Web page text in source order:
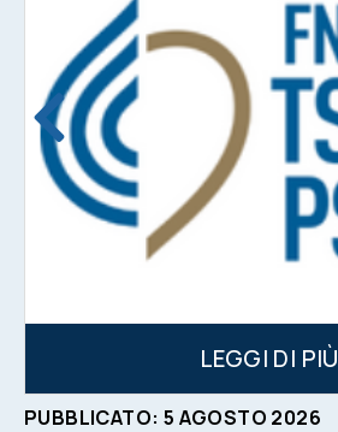
LEGGI DI PIÙ
PUBBLICATO: 5 AGOSTO 2026